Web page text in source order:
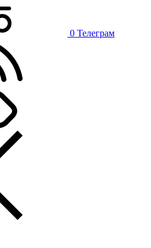
0 Телеграм